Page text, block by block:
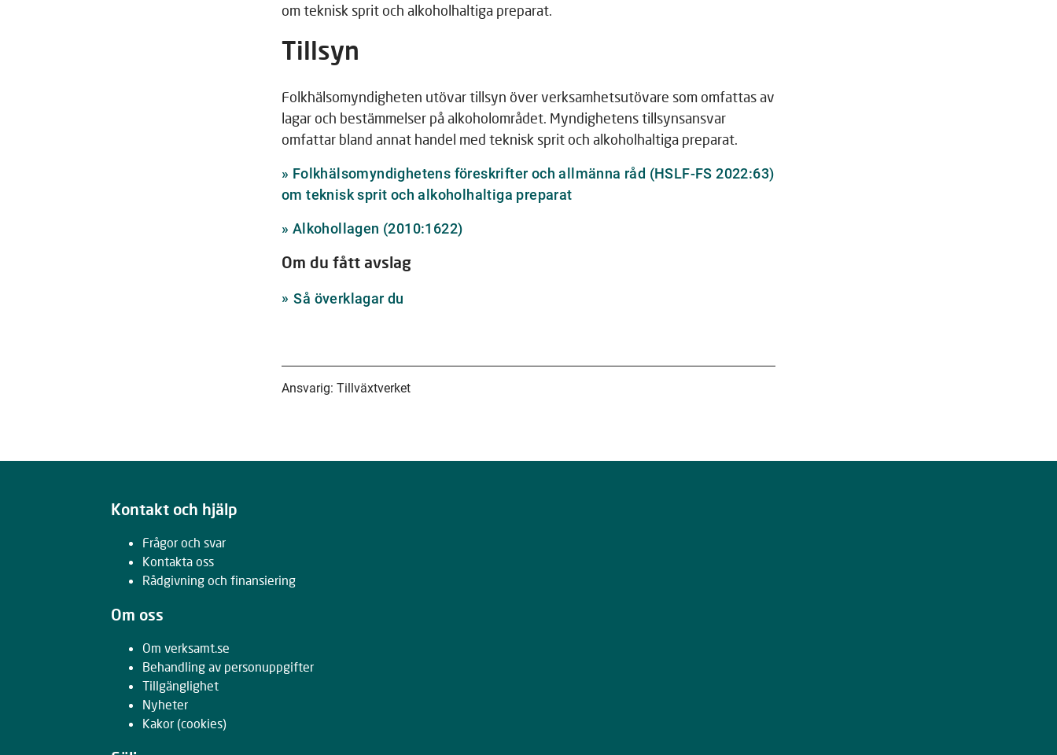
om teknisk sprit och alkoholhaltiga preparat.
Tillsyn
Folkhälsomyndigheten utövar tillsyn över verksamhetsutövare som omfattas av
lagar och bestämmelser på alkoholområdet. Myndighetens tillsynsansvar
omfattar bland annat handel med teknisk sprit och alkoholhaltiga preparat.
» Folkhälsomyndighetens föreskrifter och allmänna råd (HSLF-FS 2022:63)
om teknisk sprit och alkoholhaltiga preparatLänk
» Alkohollagen (2010:1622)Länk
Om du fått avslag
Så överklagar du
Ansvarig: Tillväxtverket
Kontakt och hjälp
Frågor och svar
Kontakta oss
Rådgivning och finansiering
Om oss
Om verksamt.se
Behandling av personuppgifter
Tillgänglighet
Nyheter
Kakor (cookies)